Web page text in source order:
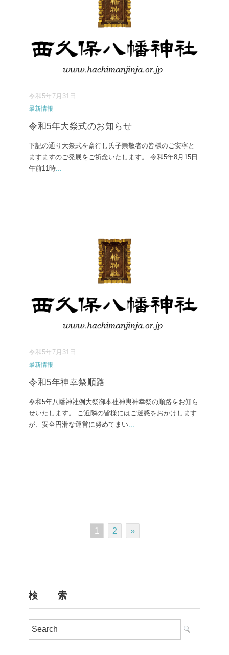
令和5年7月31日
最新情報
令和5年大祭式のお知らせ
下記の通り大祭式を斎行し氏子崇敬者の皆様のご安寧と
ますますのご発展をご祈念いたします。 令和5年8月15日
午前11時...
令和5年7月31日
最新情報
令和5年神幸祭順路
令和5年八幡神社例大祭御本社神輿神幸祭の順路をお知ら
せいたします。 ご近隣の皆様にはご迷惑をおかけします
が、安全円滑な運営に努めてまい...
1 2 »
検 索